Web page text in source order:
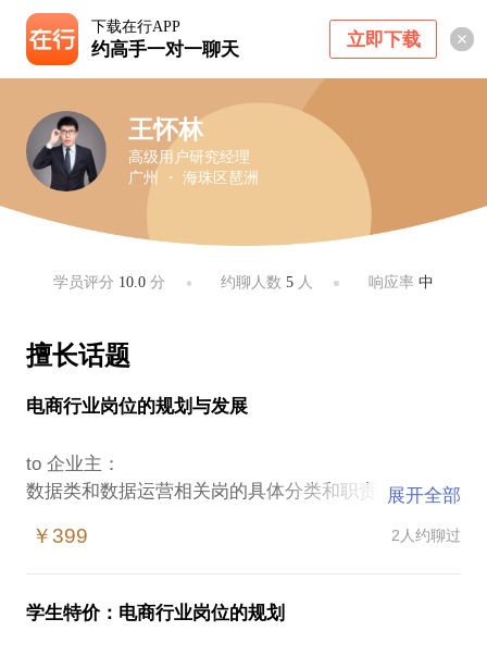
下载在行APP
约高手一对一聊天 立即下载
王怀林
高级用户研究经理
广州 ・ 海珠区琶洲
学员评分 10.0 分 约聊人数 5人 响应率 中
擅长话题
电商行业岗位的规划与发展
to 企业主：
数据类和数据运营相关岗的具体分类和职责
根据对方企业具体情况，给出岗位规划建议
to 个人：
数据、用研、运营岗位的核心价值
展开全部
￥399 2人约聊过
学生特价：电商行业岗位的规划